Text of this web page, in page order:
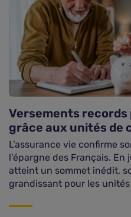
Versements records
grâce aux unités de
L’assurance vie confirme
l’épargne des Français.
atteint un sommet inédit,
grandissant pour les